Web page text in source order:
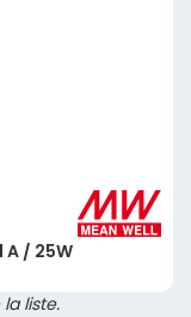
/ 25W
liste.